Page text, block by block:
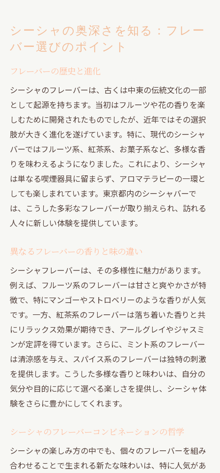
シーシャの奥深さを知る：フレー
バー選びのポイント
フレーバーの歴史と進化
シーシャのフレーバーは、古くは中東の伝統文化の一部
として起源を持ちます。当初はフルーツや花の香りを楽
しむために開発されたものでしたが、近年ではその選択
肢が大きく進化を遂げています。特に、現代のシーシャ
バーではフルーツ系、紅茶系、お菓子系など、多様な香
りを味わえるようになりました。これにより、シーシャ
は単なる喫煙器具に留まらず、アロマテラピーの一環と
しても楽しまれています。東京都内のシーシャバーで
は、こうした多彩なフレーバーが取り揃えられ、訪れる
人々に新しい体験を提供しています。
異なるフレーバーの香りと味の違い
シーシャフレーバーは、その多様性に魅力があります。
例えば、フルーツ系のフレーバーは甘さと爽やかさが特
徴で、特にマンゴーやストロベリーのような香りが人気
です。一方、紅茶系のフレーバーは落ち着いた香りと共
にリラックス効果が期待でき、アールグレイやジャスミ
ンが定評を得ています。さらに、ミント系のフレーバー
は清涼感を与え、スパイス系のフレーバーは独特の刺激
を提供します。こうした多様な香りと味わいは、自分の
気分や目的に応じて選べる楽しさを提供し、シーシャ体
験をさらに豊かにしてくれます。
シーシャのフレーバーコンビネーションの哲学
シーシャの楽しみ方の中でも、個々のフレーバーを組み
合わせることで生まれる新たな味わいは、特に人気があ